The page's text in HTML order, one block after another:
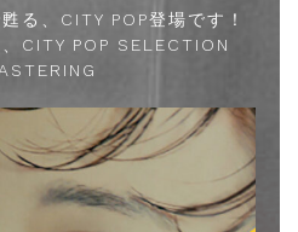
る、CITY POP登場です！
CITY ​​POP SELECTION